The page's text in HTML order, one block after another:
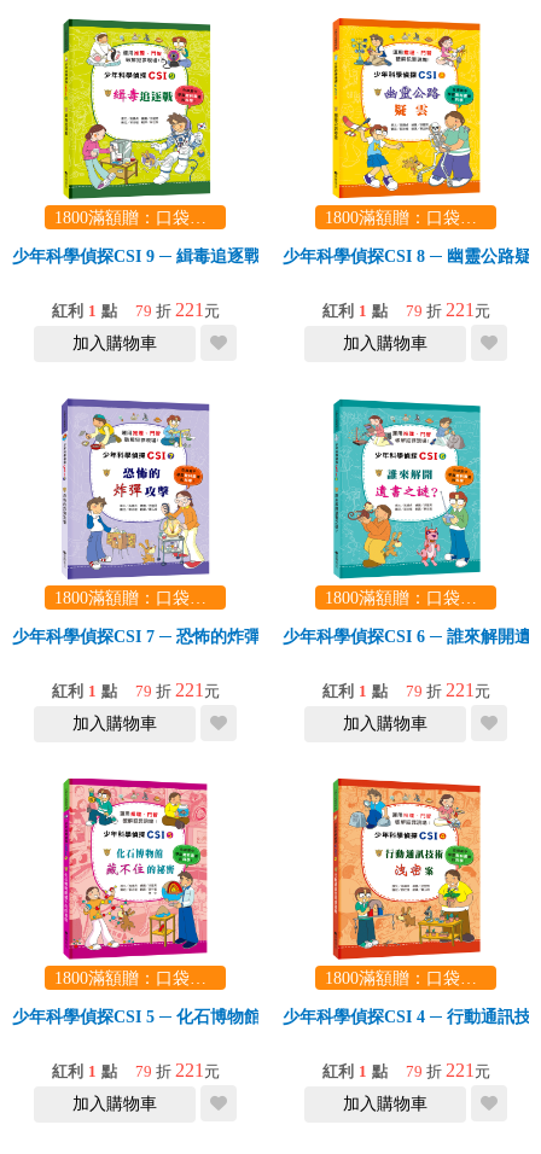
1800滿額贈：口袋玩具一份（隨機出貨） (summer read)
少年科學偵探CSI 9 ─ 緝毒追逐戰
紅利 1 點 79 折 221 元
加入購物車
1800滿額贈：口袋玩具一份（隨機出貨） (summer read)
少年科學偵探CSI 8 ─ 幽靈公路疑
紅利 1 點 79 折 221 元
加入購物車
1800滿額贈：口袋玩具一份（隨機出貨） (summer read)
少年科學偵探CSI 7 ─ 恐怖的炸彈攻擊
紅利 1 點 79 折 221 元
加入購物車
1800滿額贈：口袋玩具一份（隨機出貨） (summer read)
少年科學偵探CSI 6 ─ 誰來解開遺
紅利 1 點 79 折 221 元
加入購物車
1800滿額贈：口袋玩具一份（隨機出貨） (summer read)
少年科學偵探CSI 5 ─ 化石博物館藏不住的祕密
紅利 1 點 79 折 221 元
加入購物車
1800滿額贈：口袋玩具一份（隨機出貨） (summer read)
少年科學偵探CSI 4 ─ 行動通訊技
紅利 1 點 79 折 221 元
加入購物車